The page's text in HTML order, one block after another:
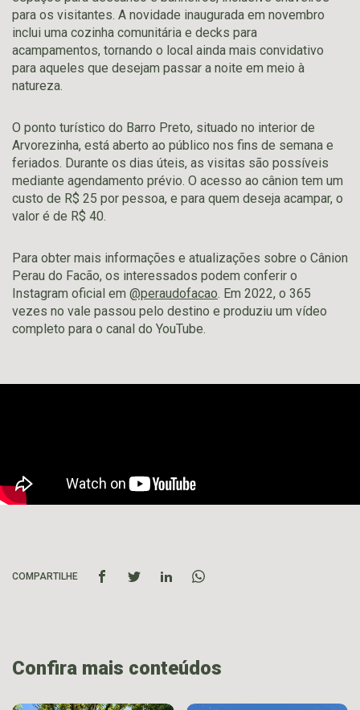
para os visitantes. A novidade inaugurada em novembro
inclui uma cozinha comunitária e decks para
acampamentos, tornando o local ainda mais convidativo
para aqueles que desejam passar a noite em meio à
natureza.
O ponto turístico do Barro Preto, situado no interior de
Arvorezinha, está aberto ao público nos fins de semana e
feriados. Durante os dias úteis, as visitas são possíveis
mediante agendamento prévio. O acesso ao cânion tem um
custo de R$ 25 por pessoa, e para quem deseja acampar, o
valor é de R$ 40.
Para obter mais informações e atualizações sobre o Cânion
Perau do Facão, os interessados podem conferir o
Instagram oficial em @peraudofacao. Em 2022, o 365
vezes no vale passou pelo destino e produziu um vídeo
completo para o canal do YouTube.
COMPARTILHE
Confira mais conteúdos